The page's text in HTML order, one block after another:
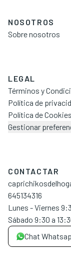
NOSOTROS
Sobre nosotros
LEGAL
Términos y
Política de
Política de Cookies
Gestionar
CONTACTAR
645134316
Lunes - Viernes
Sábado 9:30 a
Chat